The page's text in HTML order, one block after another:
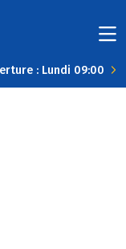
: Lundi 09:00